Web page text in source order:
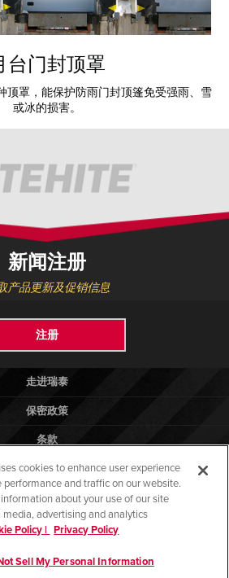
台门封顶罩
顶罩，能保护防雨门封顶篷免受强雨、雪
或冰的损害。
新闻注册
产品更新及促销信息
注册
走进瑞泰
保密政策
条款
法律法规
帮助
cookies to enhance user experience
performance and traffic on our website.
about your use of our site
advertising and analytics
Policy | Privacy Policy
Sell My Personal Information